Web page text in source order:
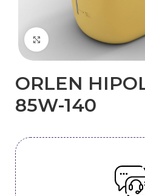
Kliknij, aby powiększyć
ORLEN
85W-140​